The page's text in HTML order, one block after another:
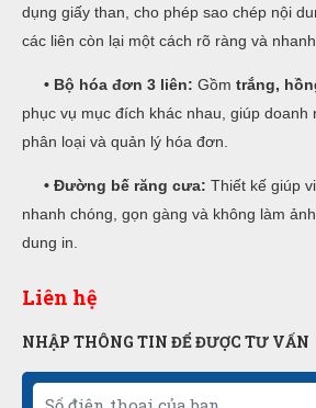
dụng giấy than, cho phép sao chép nội
các liên còn lại một cách rõ ràng và nhanh
• Bộ hóa đơn 3 liên: Gồm trắng,
phục vụ mục đích khác nhau, giúp doanh
phân loại và quản lý hóa đơn.
• Đường bế răng cưa: Thiết kế giúp
nhanh chóng, gọn gàng và không làm
dung in.
Liên hệ
NHẬP THÔNG TIN ĐỂ ĐƯỢC TƯ VẤN